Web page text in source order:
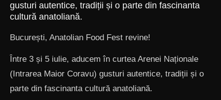
gusturi autentice, tradiții și o parte din fascinanta
cultură anatoliană.
București, Anatolian Food Fest revine!
Între 3 și 5 iulie, aducem în curtea Arenei Naționale
(Intrarea Maior Coravu) gusturi autentice, tradiții și o
parte din fascinanta cultură anatoliană.